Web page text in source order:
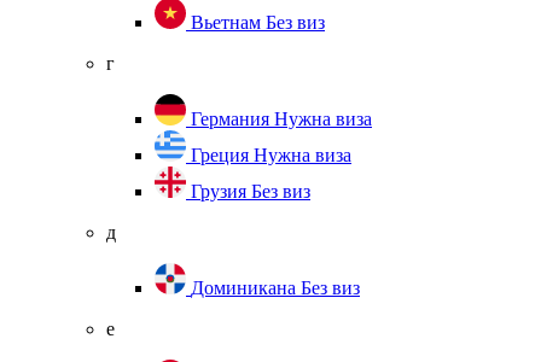
Вьетнам Без виз
г
Германия Нужна виза
Греция Нужна виза
Грузия Без виз
д
Доминикана Без виз
е